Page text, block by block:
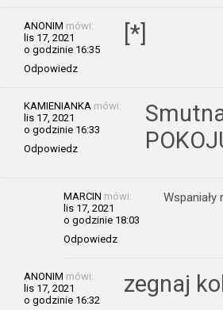
ANONIM mówi:
lis 17, 2021
o godzinie 16:35
Odpowiedz
[*]
KAMIENIANKA mówi:
lis 17, 2021
o godzinie 16:33
Odpowiedz
MARCIN mówi:
lis 17, 2021
o godzinie 18:03
Odpowiedz
ANONIM mówi:
lis 17, 2021
o godzinie 16:32
zegnaj